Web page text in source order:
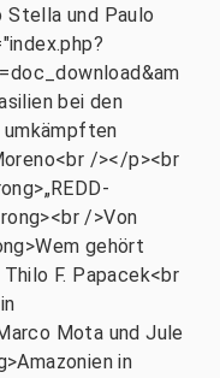
Stella und Paulo
bei den
umkämpften
/></p><br
/>Von
gehört
F. Papacek<br
Mota und Jule
in